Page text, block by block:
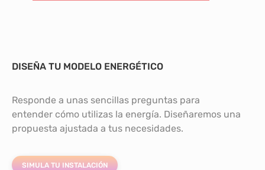
DISEÑA TU MODELO ENERGÉTICO
Responde a unas sencillas preguntas para
entender cómo utilizas la energía. Diseñaremos una
propuesta ajustada a tus necesidades.
SIMULA TU INSTALACIÓN